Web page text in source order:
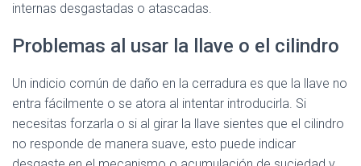
internas desgastadas o atascadas.
Problemas al usar la llave o el cilindro
Un indicio común de daño en la cerradura es que la llave no
entra fácilmente o se atora al intentar introducirla. Si
necesitas forzarla o si al girar la llave sientes que el cilindro
no responde de manera suave, esto puede indicar